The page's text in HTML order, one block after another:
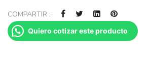
COMPARTIR :
Quiero cotizar este producto